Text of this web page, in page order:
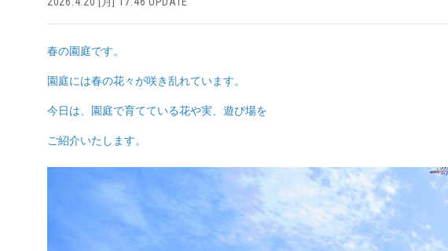
春の園庭です。
園庭には春の花々が咲き乱れています。
今日は、園庭で育てている花や実、遊び場を
ご紹介いたします。